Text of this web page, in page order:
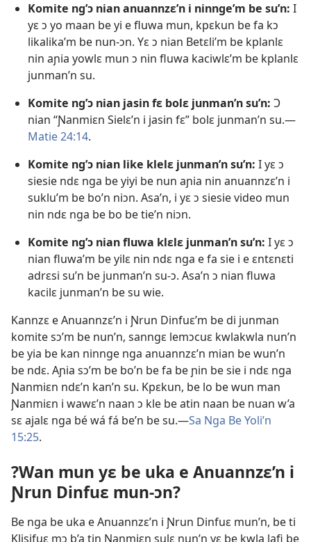
Komite ng’ɔ nian anuannzɛ’n i ninnge’m be su’n: I
yɛ ɔ yo maan be yi e fluwa mun, kpɛkun be fa kɔ
likalika’m be nun-ɔn. Yɛ ɔ nian Betɛli’m be kplanlɛ
nin aɲia yowlɛ mun ɔ nin fluwa kaciwlɛ’m be kplanlɛ
junman’n su.
Komite ng’ɔ nian jasin fɛ bolɛ junman’n su’n: Ɔ
nian “Ɲanmiɛn Sielɛ’n i jasin fɛ” bolɛ junman’n su.—
Matie 24:14.
Komite ng’ɔ nian like klelɛ junman’n su’n: I yɛ ɔ
siesie ndɛ nga be yiyi be nun aɲia nin anuannzɛ’n i
suklu’m be bo’n niɔn. Asa’n, i yɛ ɔ siesie video mun
nin ndɛ nga be bo be tie’n niɔn.
Komite ng’ɔ nian fluwa klɛlɛ junman’n su’n: I yɛ ɔ
nian fluwa’m be yilɛ nin ndɛ nga e fa sie i e ɛntɛnɛti
adrɛsi su’n be junman’n su-ɔ. Asa’n ɔ nian fluwa
kacilɛ junman’n be su wie.
Kannzɛ e Anuannzɛ’n i Ɲrun Dinfuɛ’m be di junman
komite sɔ’m be nun’n, sanngɛ lemɔcuɛ kwlakwla nun’n
be yia be kan ninnge nga anuannzɛ’n mian be wun’n
be ndɛ. Aɲia sɔ’m be bo’n be fa be ɲin be sie i ndɛ nga
Ɲanmiɛn ndɛ’n kan’n su. Kpɛkun, be lo be wun man
Ɲanmiɛn i wawɛ’n naan ɔ kle be atin naan be nuan w’a
sɛ ajalɛ nga bé wá fá be’n be su.—Sa Nga Be Yoli’n
15:25.
?Wan mun yɛ be uka e Anuannzɛ’n i
Ɲrun Dinfuɛ mun-ɔn?
Be nga be uka e Anuannzɛ’n i Ɲrun Dinfuɛ mun’n, be ti
Klisifuɛ mɔ b’a tin Ɲanmiɛn sulɛ nun’n yɛ be kwla lafi be